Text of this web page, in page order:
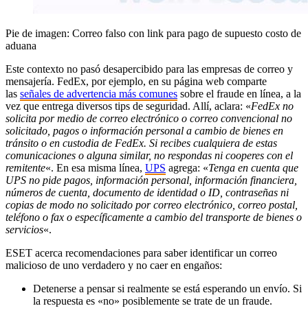
Pie de imagen: Correo falso con link para pago de supuesto costo de
aduana
Este contexto no pasó desapercibido para las empresas de correo y
mensajería. FedEx, por ejemplo, en su página web comparte
las señales de advertencia más comunes sobre el fraude en línea, a la
vez que entrega diversos tips de seguridad. Allí, aclara: «FedEx no
solicita por medio de correo electrónico o correo convencional no
solicitado, pagos o información personal a cambio de bienes en
tránsito o en custodia de FedEx. Si recibes cualquiera de estas
comunicaciones o alguna similar, no respondas ni cooperes con el
remitente«. En esa misma línea, UPS agrega: «Tenga en cuenta que
UPS no pide pagos, información personal, información financiera,
números de cuenta, documento de identidad o ID, contraseñas ni
copias de modo no solicitado por correo electrónico, correo postal,
teléfono o fax o específicamente a cambio del transporte de bienes o
servicios«.
ESET acerca recomendaciones para saber identificar un correo
malicioso de uno verdadero y no caer en engaños:
Detenerse a pensar si realmente se está esperando un envío. Si
la respuesta es «no» posiblemente se trate de un fraude.